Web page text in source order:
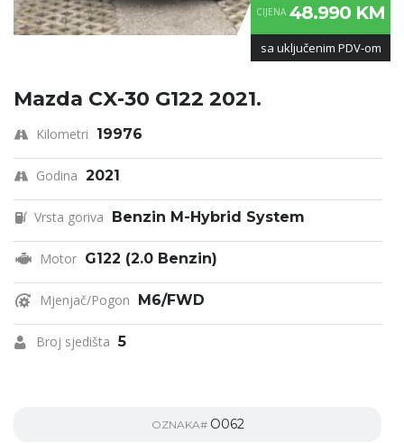
CIJENA 48.990 KM
sa uključenim PDV-om
Mazda CX-30 G122 2021.
Kilometri 19976
Godina 2021
Vrsta goriva Benzin M-Hybrid System
Motor G122 (2.0 Benzin)
Mjenjač/Pogon M6/FWD
Broj sjedišta 5
OZNAKA# O062